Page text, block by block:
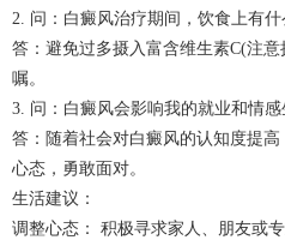
2. 问：白癜风治疗期间，饮食上有什
答：避免过多摄入富含维生素C(注
嘱。
3. 问：白癜风会影响我的就业和情感
答：随着社会对白癜风的认知度提
心态，勇敢面对。
生活建议：
调整心态： 积极寻求家人、朋友或